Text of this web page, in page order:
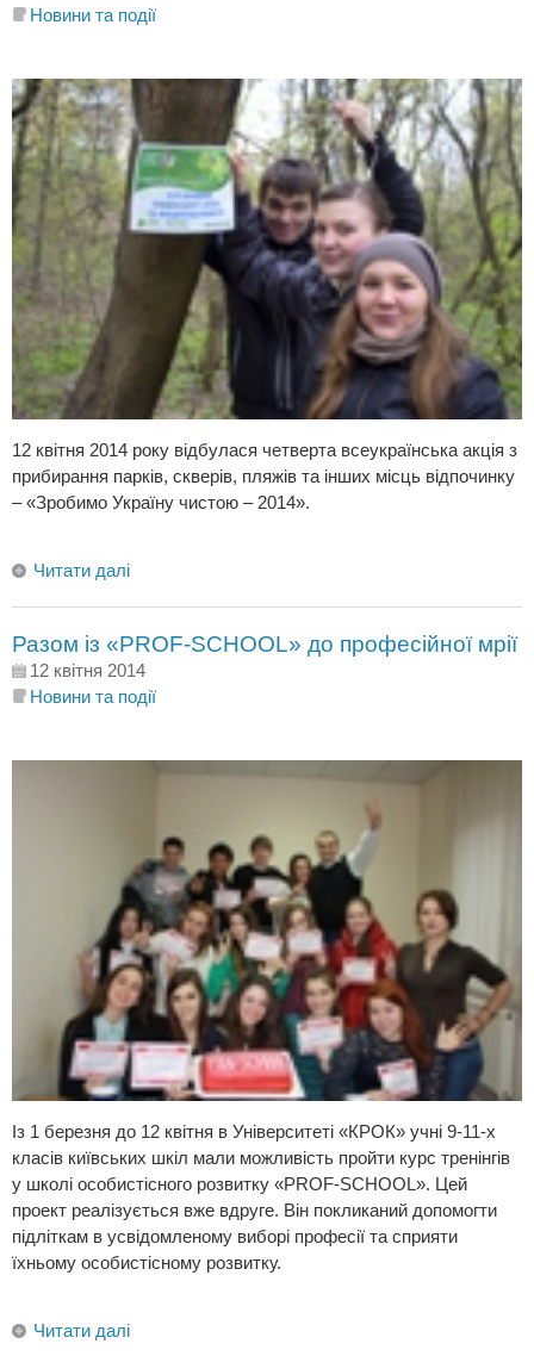
Новини та події
12 квітня 2014 року відбулася четверта всеукраїнська акція з
прибирання парків, скверів, пляжів та інших місць відпочинку
– «Зробимо Україну чистою – 2014».
Читати далі
Разом із «PROF-SCHOOL» до професійної мрії
12 квітня 2014
Новини та події
Із 1 березня до 12 квітня в Університеті «КРОК» учні 9-11-х
класів київських шкіл мали можливість пройти курс тренінгів
у школі особистісного розвитку «PROF-SCHOOL». Цей
проект реалізується вже вдруге. Він покликаний допомогти
підліткам в усвідомленому виборі професії та сприяти
їхньому особистісному розвитку.
Читати далі